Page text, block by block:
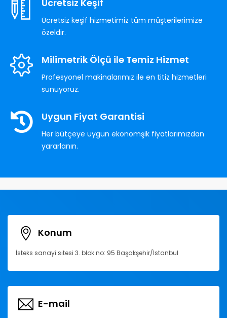
Ücretsiz Keşif
Ücretsiz keşif hizmetimiz tüm müşterilerimize
özeldir.
Milimetrik Ölçü ile Temiz Hizmet
Profesyonel makinalarımız ile en titiz hizmetleri
sunuyoruz.
Uygun Fiyat Garantisi
Her bütçeye uygun ekonomşik fiyatlarımızdan
yararlanın.
Konum
İsteks sanayi sitesi 3. blok no: 95 Başakşehir/İstanbul
E-mail